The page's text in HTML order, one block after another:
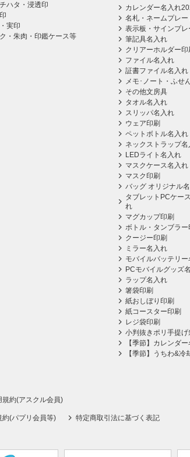
ハタ・浸透印
実印
・朱肉・印鑑ケース等
カレンダー名入れ
名札・ネームプレー
表示板・サインプ
筆記具名入れ
クリアーホルダー印
ファイル名入れ
証書ファイル名入れ
メモ･ノート・ふせ
その他文房具
タオル名入れ
スリッパ名入れ
ウェア印刷
ペットボトル名入れ
ネックストラップ名
LEDライト名入れ
マスクケース名入れ
マスク印刷
バッグ オリジナル
タブレットPCケー
れ
マグカップ印刷
ボトル・タンブラー
クージー印刷
ミラー名入れ
モバイルバッテリー
PCモバイルグッズ
ラップ名入れ
箸袋印刷
紙おしぼり印刷
紙コースター印刷
レジ袋印刷
小判抜きポリ手提げ
【季節】カレンダ
【季節】うちわ&
規約(アスクル会員)
約(パプリ会員等) 特定商取引法に基づく表記